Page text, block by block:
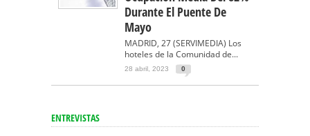
Durante El Puente De
Mayo
MADRID, 27 (SERVIMEDIA) Los
hoteles de la Comunidad de...
28 abril, 2023 0
ENTREVISTAS